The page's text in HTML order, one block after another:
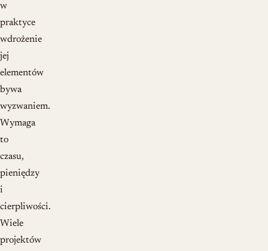
w
praktyce
wdrożenie
jej
elementów
bywa
wyzwaniem.
Wymaga
to
czasu,
pieniędzy
i
cierpliwości.
Wiele
projektów